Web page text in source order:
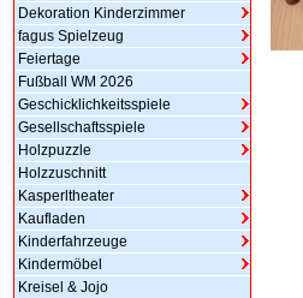
Dekoration Kinderzimmer
fagus Spielzeug
Feiertage
Fußball WM 2026
Geschicklichkeitsspiele
Gesellschaftsspiele
Holzpuzzle
Holzzuschnitt
Kasperltheater
Kaufladen
Kinderfahrzeuge
Kindermöbel
Kreisel & Jojo